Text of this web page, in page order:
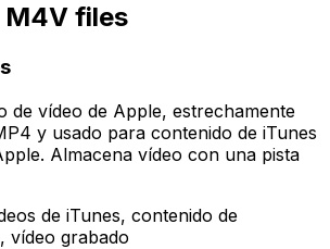
M4V files
de vídeo de Apple, estrechamente
y usado para contenido de iTunes
Almacena vídeo con una pista
de iTunes, contenido de
vídeo grabado